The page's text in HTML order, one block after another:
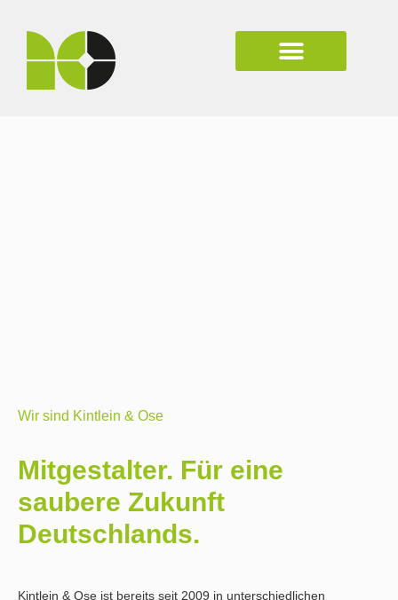
Wir sind Kintlein & Ose
Mitgestalter. Für eine
saubere Zukunft
Deutschlands.
Kintlein & Ose ist bereits seit 2009 in unterschiedlichen